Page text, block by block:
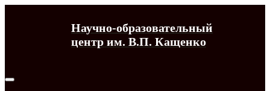
Научно-образовательный
центр им. В.П. Кащенко